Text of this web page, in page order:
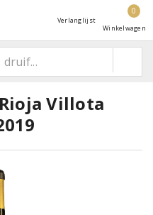
Verlanglijst
0
Winkelwagen
Villota